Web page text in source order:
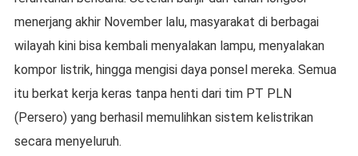
menerjang akhir November lalu, masyarakat di berbagai
wilayah kini bisa kembali menyalakan lampu, menyalakan
kompor listrik, hingga mengisi daya ponsel mereka. Semua
itu berkat kerja keras tanpa henti dari tim PT PLN
(Persero) yang berhasil memulihkan sistem kelistrikan
secara menyeluruh.